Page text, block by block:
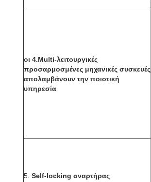
οι 4.Multi-λειτουργικές
προσαρμοσμένες μηχανικές συσκευές
απολαμβάνουν την ποιοτική
υπηρεσία
5. Self-locking αναρτήρας